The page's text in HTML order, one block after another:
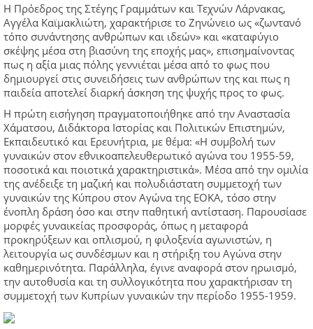
Η Πρόεδρος της Στέγης Γραμμάτων και Τεχνών Λάρνακας,
Αγγέλα Καϊμακλιώτη, χαρακτήρισε το Ζηνώνειο ως «ζωντανό
τόπο συνάντησης ανθρώπων και ιδεών» και «καταφύγιο
σκέψης μέσα στη βιασύνη της εποχής μας», επισημαίνοντας
πως η αξία μιας πόλης γεννιέται μέσα από το φως που
δημιουργεί στις συνειδήσεις των ανθρώπων της και πως η
παιδεία αποτελεί διαρκή άσκηση της ψυχής προς το φως.
Η πρώτη εισήγηση πραγματοποιήθηκε από την Αναστασία
Χάματσου, Διδάκτορα Ιστορίας και Πολιτικών Επιστημών,
Εκπαιδευτικό και Ερευνήτρια, με θέμα: «Η συμβολή των
γυναικών στον εθνικοαπελευθερωτικό αγώνα του 1955-59,
ποσοτικά και ποιοτικά χαρακτηριστικά». Μέσα από την ομιλία
της ανέδειξε τη μαζική και πολυδιάστατη συμμετοχή των
γυναικών της Κύπρου στον Αγώνα της ΕΟΚΑ, τόσο στην
ένοπλη δράση όσο και στην παθητική αντίσταση. Παρουσίασε
μορφές γυναικείας προσφοράς, όπως η μεταφορά
προκηρύξεων και οπλισμού, η φιλοξενία αγωνιστών, η
λειτουργία ως συνδέσμων και η στήριξη του Αγώνα στην
καθημερινότητα. Παράλληλα, έγινε αναφορά στον ηρωισμό,
την αυτοθυσία και τη συλλογικότητα που χαρακτήρισαν τη
συμμετοχή των Κυπρίων γυναικών την περίοδο 1955-1959.